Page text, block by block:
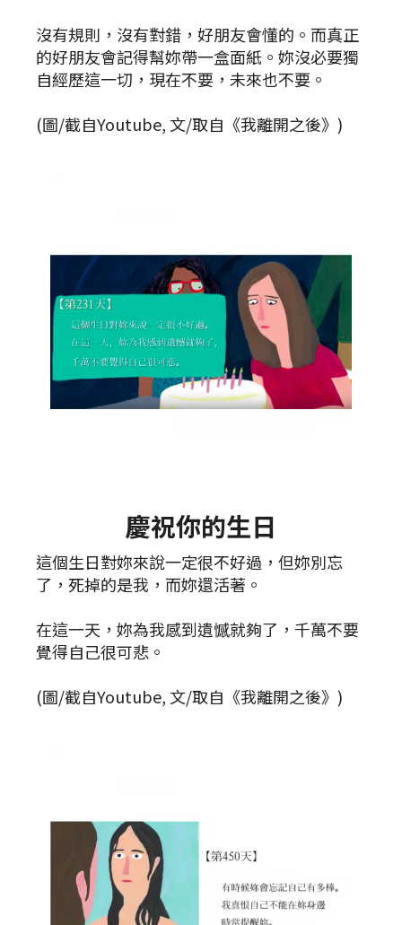
沒有規則，沒有對錯，好朋友會懂的。而真正
的好朋友會記得幫妳帶一盒面紙。妳沒必要獨
自經歷這一切，現在不要，未來也不要。
(圖/截自Youtube, 文/取自《我離開之後》)
慶祝你的生日
這個生日對妳來說一定很不好過，但妳別忘
了，死掉的是我，而妳還活著。
在這一天，妳為我感到遺憾就夠了，千萬不要
覺得自己很可悲。
(圖/截自Youtube, 文/取自《我離開之後》)